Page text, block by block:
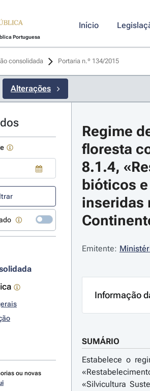
Portuguesa
Início
consolidada Portaria n.º 134/2015
Alterações
para baixo para abrir o calendário; Use as
ou novas
Regime
floresta
8.1.4,
bióticos
inseridas
Emitente:
Informação
SUMÁRIO
Estabelece o
«Silvicultura